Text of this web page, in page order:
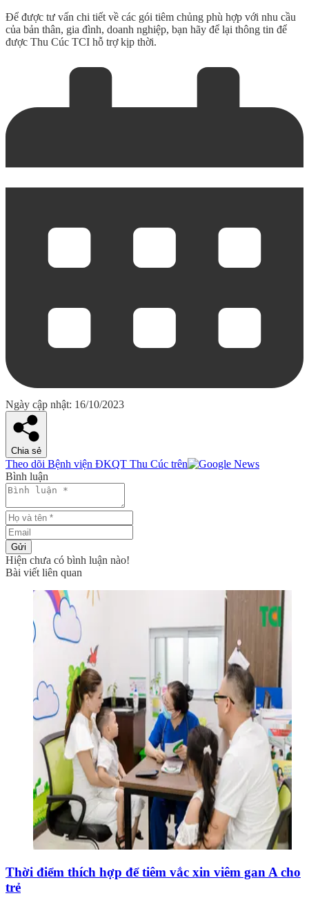
Để được tư vấn chi tiết về các gói tiêm chủng phù hợp với nhu cầu
của bản thân, gia đình, doanh nghiệp, bạn hãy để lại thông tin để
được Thu Cúc TCI hỗ trợ kịp thời.
Ngày cập nhật: 16/10/2023
Chia sẻ
Theo dõi Bệnh viện ĐKQT Thu Cúc trên
Bình luận
Gửi
Hiện chưa có bình luận nào!
Bài viết liên quan
Thời điểm thích hợp để tiêm vắc xin viêm gan A cho
trẻ